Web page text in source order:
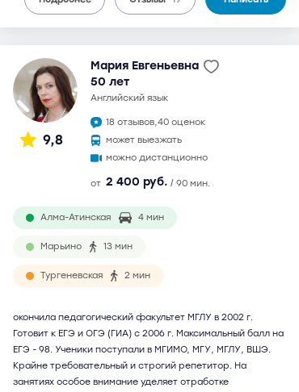
9,8
Мария Евгеньевна
50 лет
английский язык
18 отзывов,40 оценок
может выезжать
можно дистанционно
от 2 400 руб. / 90 мин.
Алма-Атинская 4 мин
Марьино 13 мин
Тургеневская 2 мин
окончила педагогический факультет МГЛУ в 2002 г.
Готовит к ЕГЭ и ОГЭ (ГИА) с 2006 г. Максимальный балл на
ЕГЭ - 98. Ученики поступали в МГИМО, МГУ, МГЛУ, ВШЭ.
Крайне требовательный и строгий репетитор. На
занятиях особое внимание уделяет отработке